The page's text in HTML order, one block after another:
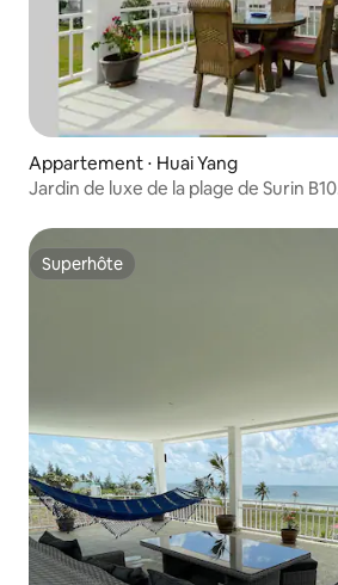
Appartement ⋅ Huai Yang
Jardin de luxe de la plage de Surin
Superhôte
Superhôte